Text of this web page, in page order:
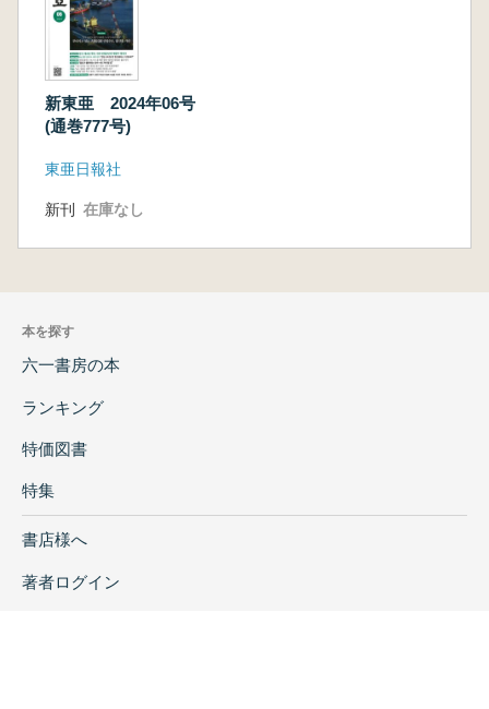
新東亜 2024年06号
(通巻777号)
東亜日報社
新刊 在庫なし
本を探す
六一書房の本
ランキング
特価図書
特集
書店様へ
著者ログイン